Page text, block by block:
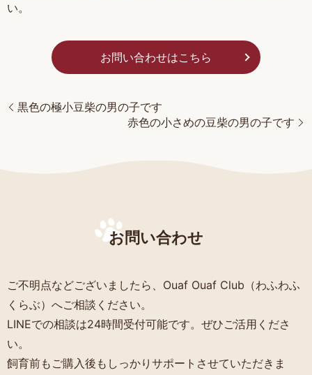
い。
お問い合わせはこちら
黒色の極小豆柴の男の子です
赤色の小さめの豆柴の男の子です
お問い合わせ
ご不明点などございましたら、Ouaf Ouaf Club（わふわふ
くらぶ）へご相談ください。
LINEでの相談は24時間受付可能です。ぜひご活用くださ
い。
飼育前もご購入後もしっかりサポートさせていただきま